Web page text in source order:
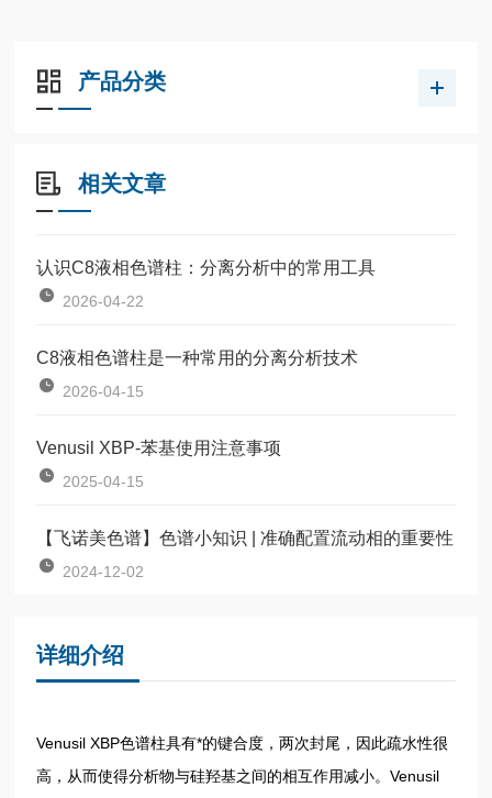
产品分类
相关文章
认识C8液相色谱柱：分离分析中的常用工具
2026-04-22
C8液相色谱柱是一种常用的分离分析技术
2026-04-15
Venusil XBP-苯基使用注意事项
2025-04-15
【飞诺美色谱】色谱小知识 | 准确配置流动相的重要性
2024-12-02
详细介绍
Venusil XBP色谱柱具有*的键合度，两次封尾，因此疏水性很
高，从而使得分析物与硅羟基之间的相互作用减小。Venusil